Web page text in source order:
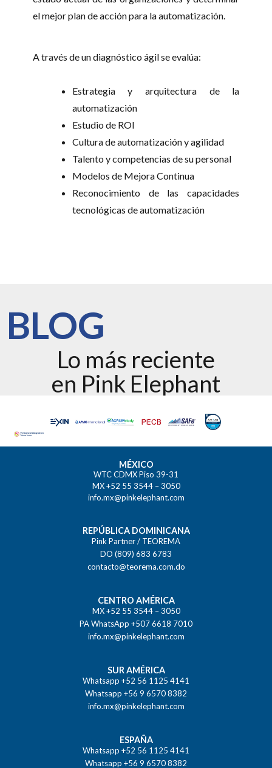
el mejor plan de acción para la automatización.
A través de un diagnóstico ágil se evalúa:
Estrategia y arquitectura de la
automatización
Estudio de ROI
Cultura de automatización y agilidad
Talento y competencias de su personal
Modelos de Mejora Continua
Reconocimiento de las capacidades
tecnológicas de automatización
BLOG
Lo más reciente
en Pink Elephant
MÉXICO
WTC CDMX Piso 39-31
MX +52 55 3544 – 3050
info.mx@pinkelephant.com
REPÚBLICA DOMINICANA
Pink Partner / TEOREMA
DO (809) 683 6783
contacto@teorema.com.do
CENTRO AMÉRICA
MX +52 55 3544 – 3050
PA WhatsApp +507 6618 7010
info.mx@pinkelephant.com
SUR AMÉRICA
Whatsapp +52 56 1125 4141
Whatsapp +56 9 6570 8382
info.mx@pinkelephant.com
ESPAÑA
Whatsapp +52 56 1125 4141
Whatsapp +56 9 6570 8382